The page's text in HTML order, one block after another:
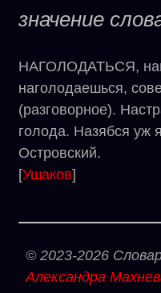
значение
НАГОЛОДАТЬСЯ,
наголодаешься,
(разговорное).
голода. Назябся уж
Островский.
[Ушаков]
© 2023-2026
Александра